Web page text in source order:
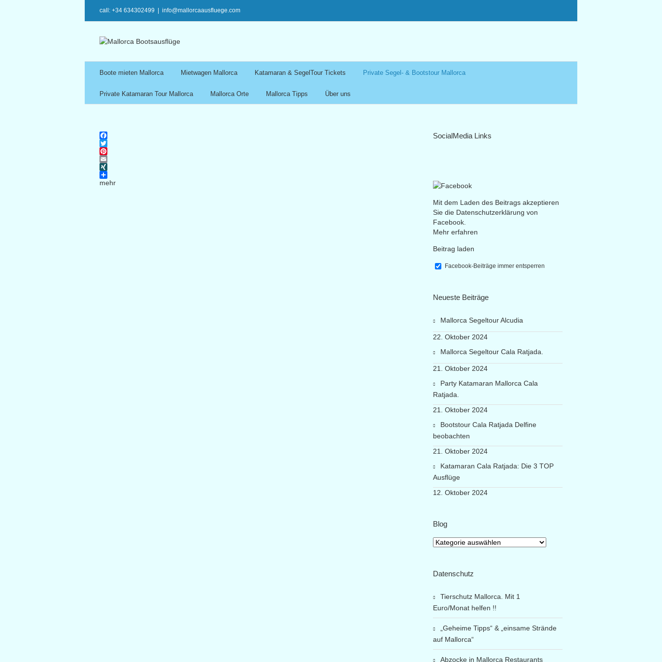
call: +34 634302499 info@mallorcaausfluege.com
Boote mieten Mallorca Mietwagen Mallorca Katamaran & SegelTour Tickets Private Segel- & Bootstour Mallorca
Private Katamaran Tour Mallorca Mallorca Orte Mallorca Tipps Über uns
Facebook
Twitter
Pinterest
Email
XING
mehr
SocialMedia Links
Mit dem Laden des Beitrags akzeptieren
Sie die Datenschutzerklärung von
Facebook.
Mehr erfahren
Beitrag laden
Facebook-Beiträge immer entsperren
Neueste Beiträge
Mallorca Segeltour Alcudia
22. Oktober 2024
Mallorca Segeltour Cala Ratjada.
21. Oktober 2024
Party Katamaran Mallorca Cala
Ratjada.
21. Oktober 2024
Bootstour Cala Ratjada Delfine
beobachten
21. Oktober 2024
Katamaran Cala Ratjada: Die 3 TOP
Ausflüge
12. Oktober 2024
Blog
Blog
Datenschutz
Tierschutz Mallorca. Mit 1
Euro/Monat helfen !!
„Geheime Tipps“ & „einsame Strände
auf Mallorca“
Abzocke in Mallorca Restaurants